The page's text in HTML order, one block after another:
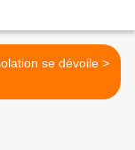
Alien : Isolation se dévoile >